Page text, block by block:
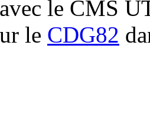
le CMS
le CDG82